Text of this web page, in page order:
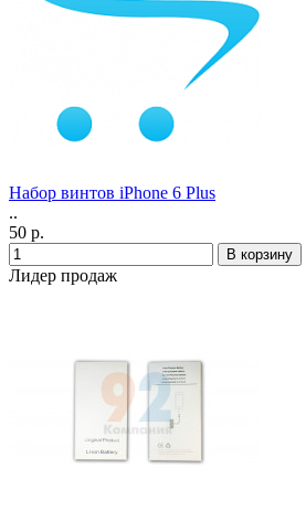
Набор винтов iPhone 6 Plus
..
50 р.
Лидер продаж